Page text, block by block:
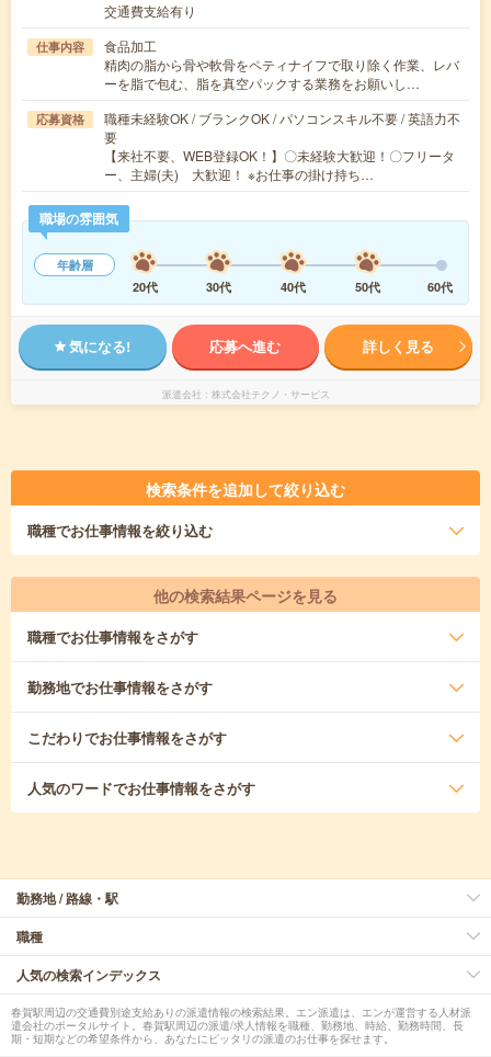
交通費支給有り
仕事内容
食品加工
精肉の脂から骨や軟骨をペティナイフで取り除く作業、レバ
ーを脂で包む、脂を真空パックする業務をお願いし…
応募資格
職種未経験OK / ブランクOK / パソコンスキル不要 / 英語力不
要
【来社不要、WEB登録OK！】〇未経験大歓迎！〇フリータ
ー、主婦(夫) 大歓迎！ ※お仕事の掛け持ち…
職場の雰囲気
年齢層
20代
30代 40代 50代 60代
気になる! 応募へ進む 詳しく見る
派遣会社 株式会社テクノ・サービス
検索条件を追加して絞り込む
職種でお仕事情報を絞り込む
他の検索結果ページを見る
職種でお仕事情報をさがす
勤務地でお仕事情報をさがす
こだわりでお仕事情報をさがす
人気のワードでお仕事情報をさがす
勤務地 / 路線・駅
職種
人気の検索インデックス
春賀駅周辺の交通費別途支給ありの派遣情報の検索結果。エン派遣は、エンが運営する人材派
遣会社のポータルサイト。春賀駅周辺の派遣/求人情報を職種、勤務地、時給、勤務時間、長
期・短期などの希望条件から、あなたにピッタリの派遣のお仕事を探せます。